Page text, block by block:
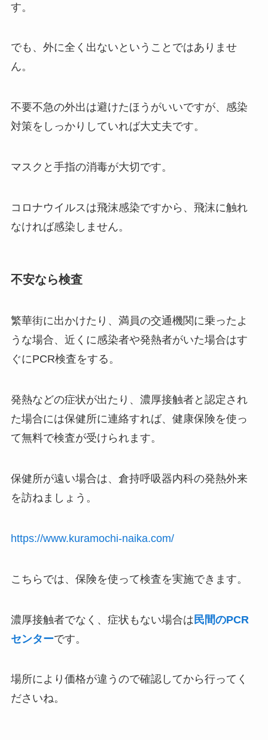
す。
でも、外に全く出ないということではありませ
ん。
不要不急の外出は避けたほうがいいですが、感染
対策をしっかりしていれば大丈夫です。
マスクと手指の消毒が大切です。
コロナウイルスは飛沫感染ですから、飛沫に触れ
なければ感染しません。
不安なら検査
繁華街に出かけたり、満員の交通機関に乗ったよ
うな場合、近くに感染者や発熱者がいた場合はす
ぐにPCR検査をする。
発熱などの症状が出たり、濃厚接触者と認定され
た場合には保健所に連絡すれば、健康保険を使っ
て無料で検査が受けられます。
保健所が遠い場合は、倉持呼吸器内科の発熱外来
を訪ねましょう。
https://www.kuramochi-naika.com/
こちらでは、保険を使って検査を実施できます。
濃厚接触者でなく、症状もない場合は 民間のPCR
センターです。
場所により価格が違うので確認してから行ってく
ださいね。